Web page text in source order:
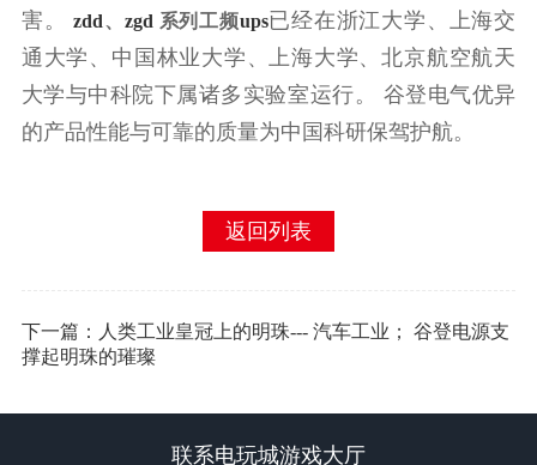
害。zdd、 zgd 系列工频ups已经在浙江大学、上海交
通大学、中国林业大学、上海大学、北京航空航天
大学与中科院下属诸多实验室运行。 谷登电气优异
的产品性能与可靠的质量为中国科研保驾护航。
返回列表
下一篇：人类工业皇冠上的明珠--- 汽车工业； 谷登电源支
撑起明珠的璀璨
联系电玩城游戏大厅